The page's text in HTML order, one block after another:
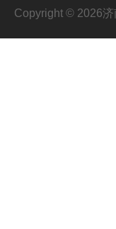
Copyright © 2026